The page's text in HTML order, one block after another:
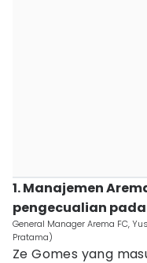
1. Manajemen
pengecualian pada
General Manager Arema FC,
Pratama)
Ze Gomes yang